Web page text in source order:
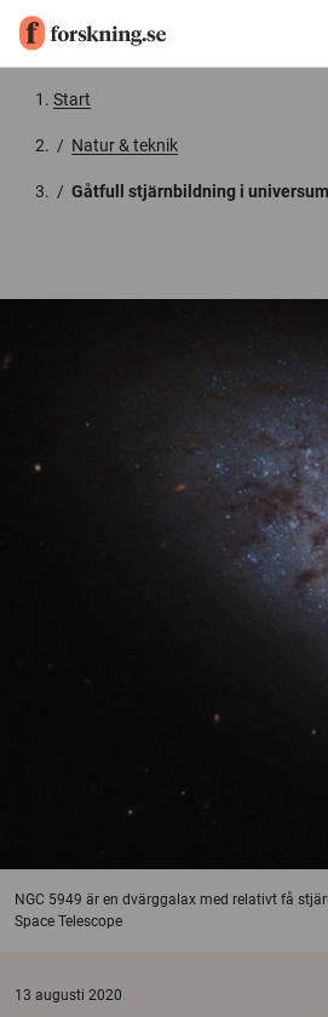
Start
/ Natur & teknik
/ Gåtfull stjärnbildning i
NGC 5949 är en dvärggalax med relativt få
Space Telescope
13 augusti 2020